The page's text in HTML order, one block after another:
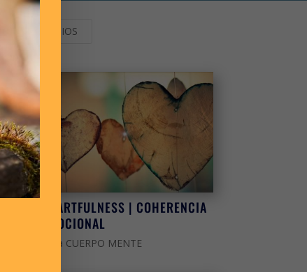
Area SERVICIOS
HEARTFULNESS | COHERENCIA
EMOCIONAL
Area CUERPO MENTE